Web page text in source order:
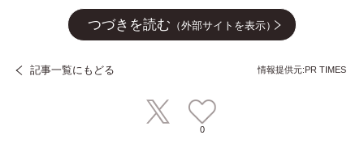
つづきを読む （外部サイトを表示）
記事一覧にもどる 情報提供元:PR TIMES
0